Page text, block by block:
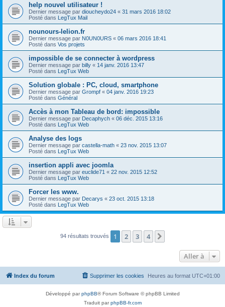
help nouvel utilisateur !
Dernier message par dioucheydo24 « 31 mars 2016 18:02
Posté dans LegTux Mail
nounours-lelion.fr
Dernier message par N0UN0URS « 06 mars 2016 18:41
Posté dans Vos projets
impossible de se connecter à wordpress
Dernier message par billy « 14 janv. 2016 13:47
Posté dans LegTux Web
Solution globale : PC, cloud, smartphone
Dernier message par Grompf « 04 janv. 2016 19:23
Posté dans Général
Accès à mon Tableau de bord: impossible
Dernier message par Decaphych « 06 déc. 2015 13:16
Posté dans LegTux Web
Analyse des logs
Dernier message par castella-math « 23 nov. 2015 13:07
Posté dans LegTux Web
insertion appli avec joomla
Dernier message par euclide71 « 22 nov. 2015 12:52
Posté dans LegTux Web
Forcer les www.
Dernier message par Decarys « 23 oct. 2015 13:18
Posté dans LegTux Web
94 résultats trouvés 1 2 3 4
Aller à
Index du forum Heures au format UTC+01:00
Supprimer les cookies
Développé parphpBB® Forum Software © phpBB Limited
Traduit parphpBB-fr.com